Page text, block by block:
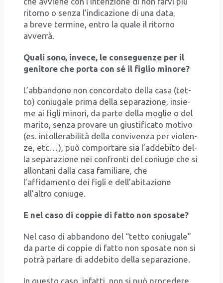
ritor­no o sen­za l’indicazione di una data,
a bre­ve ter­mi­ne, entro la qua­le il ritor­no
avver­rà.
Qua­li sono, inve­ce, le con­se­guen­ze per il
geni­to­re che por­ta con sé il figlio mino­re?
L’abbandono non con­cor­da­to del­la casa (tet­
to) coniu­ga­le pri­ma del­la sepa­ra­zio­ne, insie­
me ai figli mino­ri, da par­te del­la moglie o del
mari­to, sen­za pro­va­re un giu­sti­fi­ca­to moti­vo
(es. intol­le­ra­bi­li­tà del­la con­vi­ven­za per vio­len­
ze, etc…), può com­por­ta­re sia l’addebito del­
la sepa­ra­zio­ne nei con­fron­ti del coniu­ge che si
allon­ta­ni dal­la casa fami­lia­re, che
l’affidamento dei figli e dell’abitazione
all’altro coniu­ge.
E nel caso di cop­pie di fat­to non spo­sa­te?
Nel caso di abban­do­no del “tet­to coniu­ga­le”
da par­te di cop­pie di fat­to non spo­sa­te non si
potrà par­la­re di adde­bi­to del­la sepa­ra­zio­ne.
In que­sto caso, infat­ti, non si può pro­ce­de­re